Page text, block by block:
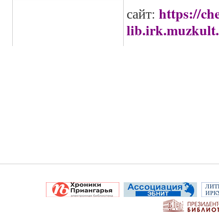
сайт: https://
lib.irk.muzkult.